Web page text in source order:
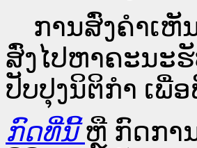
ການສົ່ງຄໍາເຫັ
ສົ່ງໄປຫາຄະນະ
ປັບປຸງນິຕິກຳ ເພື່
ກົດທີ່ນີ້ ຫຼື ກົດກາ